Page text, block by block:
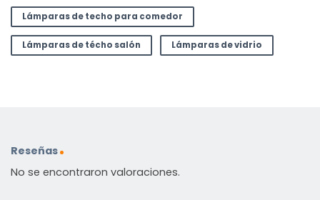
Lámparas de techo para comedor
Lámparas de técho salón Lámparas de vidrio
Reseñas
No se encontraron valoraciones.